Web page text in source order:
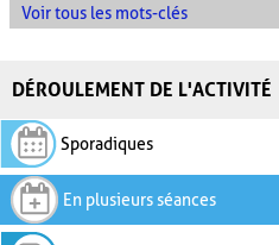
Voir tous les mots-clés
DÉROULEMENT DE L'ACTIVITÉ
Sporadiques
En plusieurs séances